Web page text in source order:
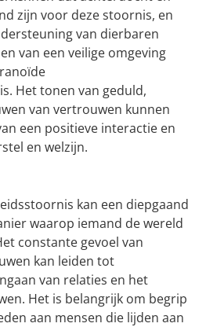
zijn voor deze stoornis, en
van dierbaren
van een veilige omgeving
Het tonen van geduld,
van vertrouwen kunnen
een positieve interactie en
en welzijn.
kan een diepgaand
waarop iemand de wereld
constante gevoel van
kan leiden tot
van relaties en het
Het is belangrijk om begrip
aan mensen die lijden aan